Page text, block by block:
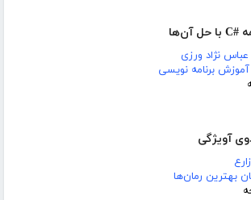
نژاد ورزی
برنامه نویسی
آویژگی
بهترین رمان‌ها